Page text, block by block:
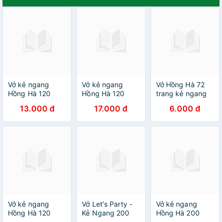
Vở kẻ ngang
Hồng Hà 120
- Study Be
Yourseft 1463
định lượng 70
13.000 đ
Vở kẻ ngang
Hồng Hà 120
- Studh Moka
1461 định lượng
70 m2 độ sáng
17.000 đ
Vở Hồng Hà 72
trang kẻ ngang
Sao mai Live
Music 1693 định
lượng 55 -
6.000 đ
Vở kẻ ngang
Hồng Hà 120
Vở Let's Party -
Kẻ Ngang 200
Vở kẻ ngang
Hồng Hà 200